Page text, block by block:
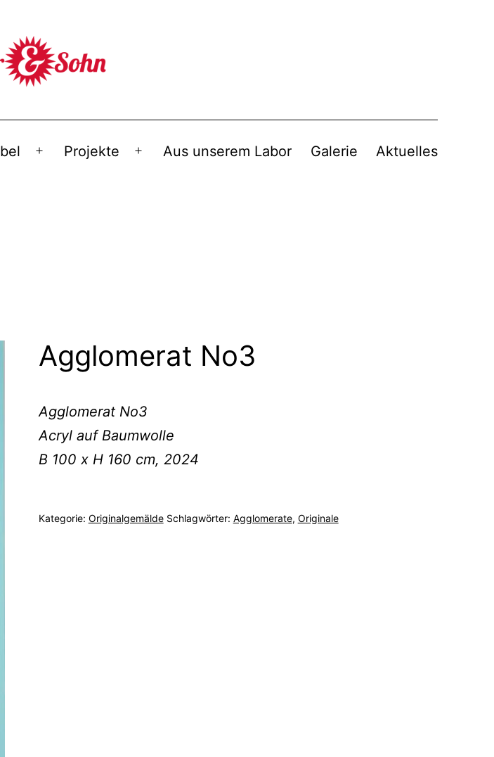
MenüProjekte
MenüAus unserem Labor Galerie Aktuelles
Agglomerat No3
Agglomerat No3
Acryl auf Baumwolle
B 100 x H 160 cm, 2024
Kategorie: Originalgemälde Schlagwörter: Agglomerate, Originale